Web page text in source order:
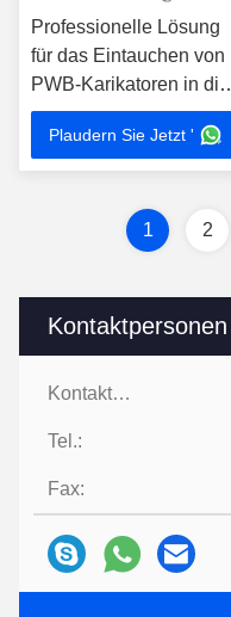
Kontaktpersonen
Kontaktpersonen:
Tel.:
Fax:
Professionelle Lösung
für das Eintauchen von
PWB-Karikatoren in die
Maschine der SMT-
Versammlung
Plaudern Sie Jetzt '
1 2